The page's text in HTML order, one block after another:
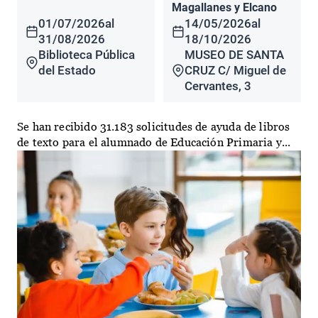
01/07/2026al
31/08/2026
Biblioteca Pública
del Estado
Magallanes y Elcano
14/05/2026al
18/10/2026
MUSEO DE SANTA
CRUZ C/ Miguel de
Cervantes, 3
Se han recibido 31.183 solicitudes de ayuda de libros
de texto para el alumnado de Educación Primaria y...